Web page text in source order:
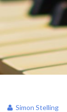
Simon Stelling